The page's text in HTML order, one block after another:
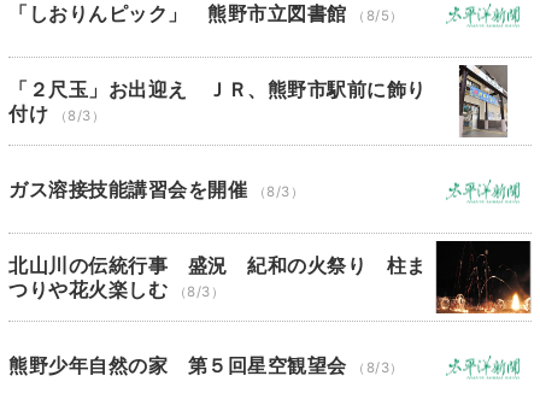
「しおりんピック」 熊野市立図書館 （8/5）
「２尺玉」お出迎え ＪＲ、熊野市駅前に飾り
付け
（8/3）
ガス溶接技能講習会を開催 （8/3）
北山川の伝統行事 盛況 紀和の火祭り 柱ま
つりや花火楽しむ
（8/3）
熊野少年自然の家 第５回星空観望会 （8/3）